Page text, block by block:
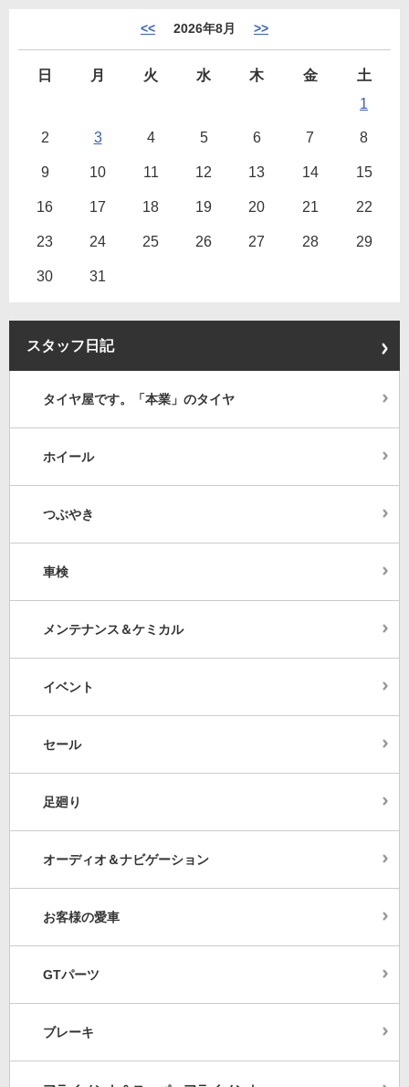
<< 2026年8月 >>
日 月 火 水 木 金
土
1
2 3 4 5 6 7 8
9 10 11 12 13 14 15
16 17 18 19 20 21 22
23 24 25 26 27 28 29
30 31
スタッフ日記
タイヤ屋です。「本業」のタイヤ
ホイール
つぶやき
車検
メンテナンス＆ケミカル
イベント
セール
足廻り
オーディオ＆ナビゲーション
お客様の愛車
GTパーツ
ブレーキ